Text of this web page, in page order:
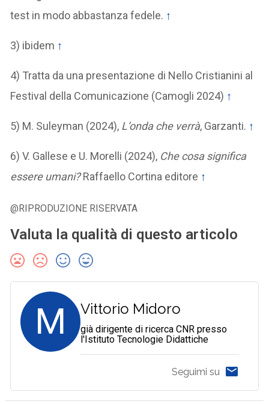
test in modo abbastanza fedele. ↑
3) ibidem ↑
4) Tratta da una presentazione di Nello Cristianini al
Festival della Comunicazione (Camogli 2024) ↑
5) M. Suleyman (2024), L’onda che verrà, Garzanti. ↑
6) V. Gallese e U. Morelli (2024), Che cosa significa
essere umani?Raffaello Cortina editore ↑
@RIPRODUZIONE RISERVATA
Valuta la qualità di questo articolo
M Vittorio Midoro
già dirigente di ricerca CNR presso
l'Istituto Tecnologie Didattiche
Seguimi su